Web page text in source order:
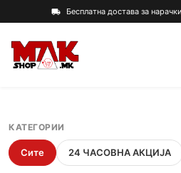
local_shipping Бесплатна достава за
КАТЕГОРИИ
Сите 24 ЧАСОВНА АКЦИЈА